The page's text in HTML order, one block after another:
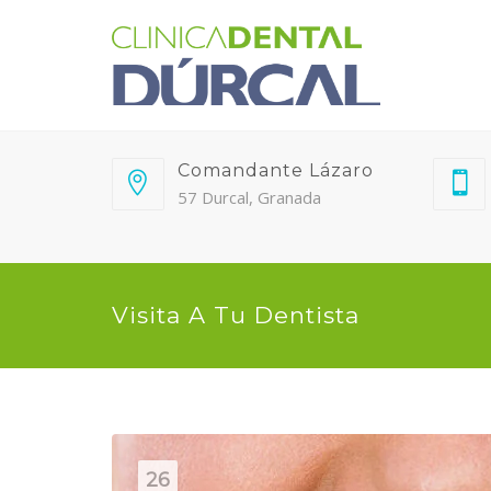
Comandante Lázaro
57 Durcal, Granada
Visita A Tu Dentista
26